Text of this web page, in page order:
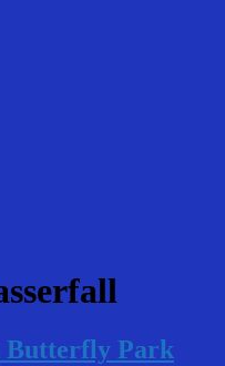
Butterfly Park